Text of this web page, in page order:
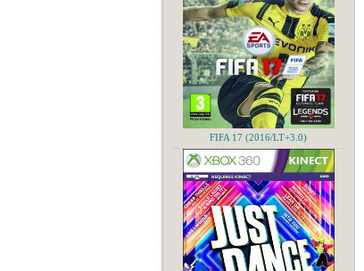
FIFA 17 (2016/LT+3.0)